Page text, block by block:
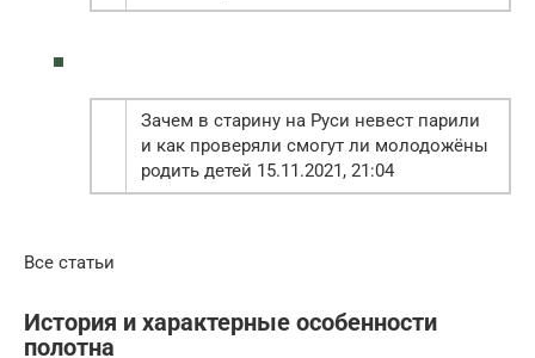
Зачем в старину на Руси невест парили
и как проверяли смогут ли молодожёны
родить детей 15.11.2021, 21:04
Все статьи
История и характерные особенности
полотна